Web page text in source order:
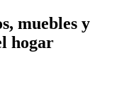
muebles y
hogar